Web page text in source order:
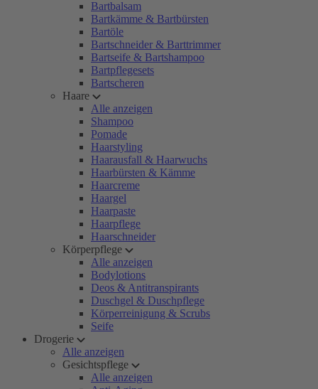
Bartbalsam
Bartkämme & Bartbürsten
Bartöle
Bartschneider & Barttrimmer
Bartseife & Bartshampoo
Bartpflegesets
Bartscheren
Haare
Alle anzeigen
Shampoo
Pomade
Haarstyling
Haarausfall & Haarwuchs
Haarbürsten & Kämme
Haarcreme
Haargel
Haarpaste
Haarpflege
Haarschneider
Körperpflege
Alle anzeigen
Bodylotions
Deos & Antitranspirants
Duschgel & Duschpflege
Körperreinigung & Scrubs
Seife
Drogerie
Alle anzeigen
Gesichtspflege
Alle anzeigen